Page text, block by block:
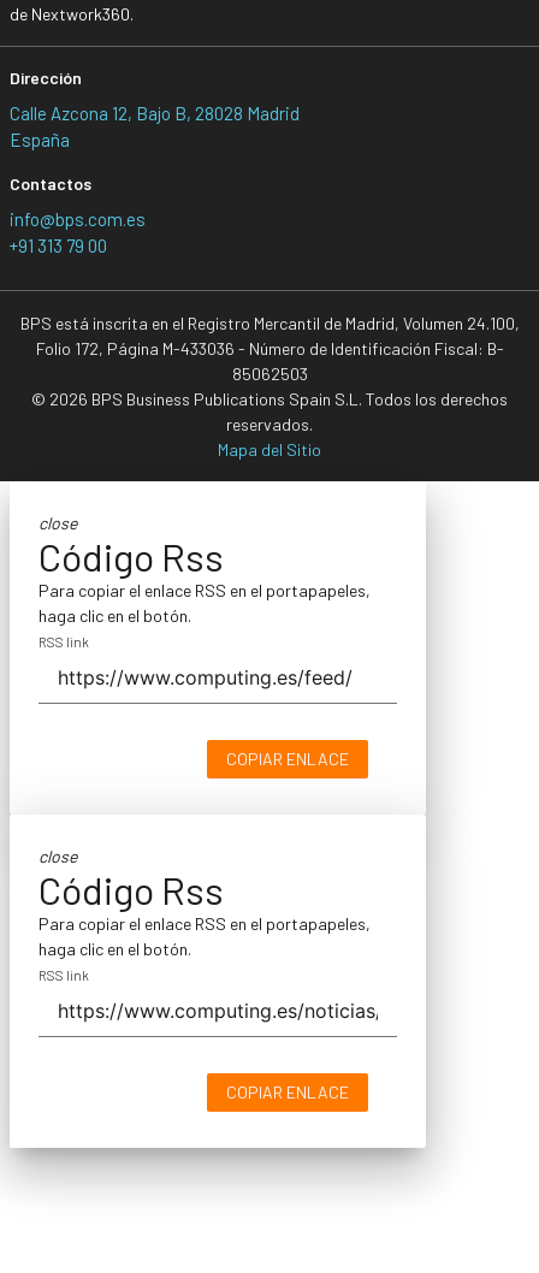
de Nextwork360.
Dirección
Calle Azcona 12, Bajo B, 28028 Madrid
España
Contactos
info@bps.com.es
+91 313 79 00
BPS está inscrita en el Registro Mercantil de Madrid, Volumen 24.100,
Folio 172, Página M-433036 - Número de Identificación Fiscal: B-
85062503
© 2026 BPS Business Publications Spain S.L. Todos los derechos
reservados.
Mapa del Sitio
close
Código Rss
Para copiar el enlace RSS en el portapapeles,
haga clic en el botón.
RSS link
COPIAR ENLACE
close
Código Rss
Para copiar el enlace RSS en el portapapeles,
haga clic en el botón.
RSS link
COPIAR ENLACE